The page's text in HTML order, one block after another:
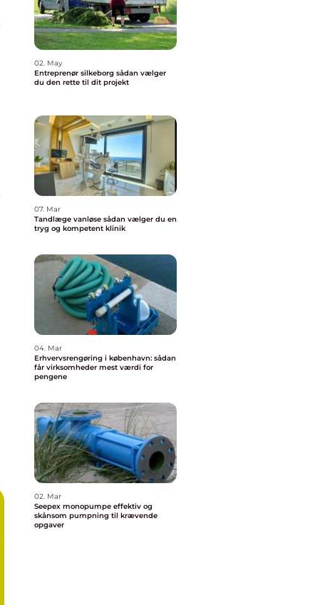
02. May
Entreprenør silkeborg sådan vælger
du den rette til dit projekt
07. Mar
Tandlæge vanløse sådan vælger du en
tryg og kompetent klinik
04. Mar
Erhvervsrengøring i københavn: sådan
får virksomheder mest værdi for
pengene
02. Mar
Seepex monopumpe effektiv og
skånsom pumpning til krævende
opgaver